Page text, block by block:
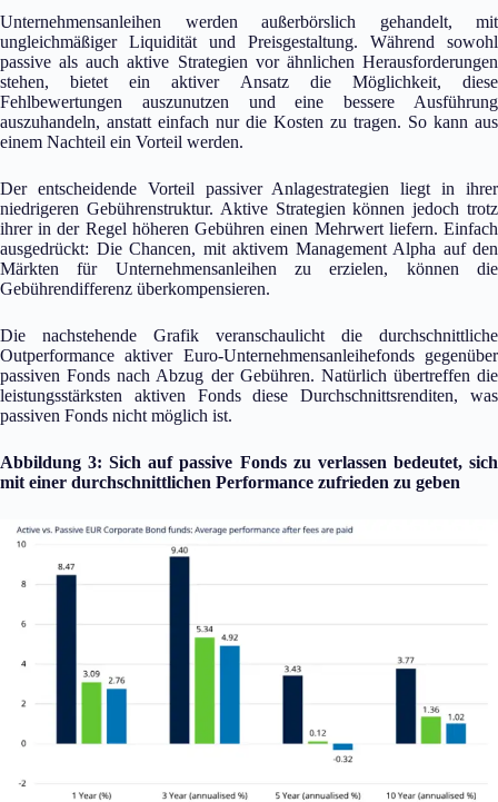
Unternehmensanleihen werden außerbörslich gehandelt, mit
ungleichmäßiger Liquidität und Preisgestaltung. Während sowohl
passive als auch aktive Strategien vor ähnlichen Herausforderungen
stehen, bietet ein aktiver Ansatz die Möglichkeit, diese
Fehlbewertungen auszunutzen und eine bessere Ausführung
auszuhandeln, anstatt einfach nur die Kosten zu tragen. So kann aus
einem Nachteil ein Vorteil werden.
Der entscheidende Vorteil passiver Anlagestrategien liegt in ihrer
niedrigeren Gebührenstruktur. Aktive Strategien können jedoch trotz
ihrer in der Regel höheren Gebühren einen Mehrwert liefern. Einfach
ausgedrückt: Die Chancen, mit aktivem Management Alpha auf den
Märkten für Unternehmensanleihen zu erzielen, können die
Gebührendifferenz überkompensieren.
Die nachstehende Grafik veranschaulicht die durchschnittliche
Outperformance aktiver Euro-Unternehmensanleihefonds gegenüber
passiven Fonds nach Abzug der Gebühren. Natürlich übertreffen die
leistungsstärksten aktiven Fonds diese Durchschnittsrenditen, was
passiven Fonds nicht möglich ist.
Abbildung 3: Sich auf passive Fonds zu verlassen bedeutet, sich
mit einer durchschnittlichen Performance zufrieden zu geben